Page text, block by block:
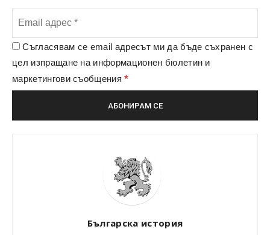
Съгласявам се email адресът ми да бъде съхранен с
цел изпращане на информационен бюлетин и
маркетингови съобщения*
Българска история